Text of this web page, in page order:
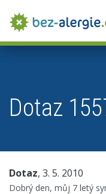
Dotaz
Dotaz, 3. 5. 2010
Dobrý den, můj 7 letý